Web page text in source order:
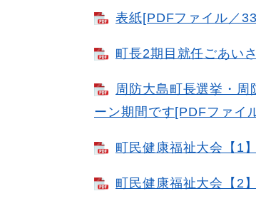
表紙[PDFファイル／
町長2期目就任ごあい
周防大島町長選挙・
ーン期間です[PDFファイ
町民健康福祉大会【1
町民健康福祉大会【2